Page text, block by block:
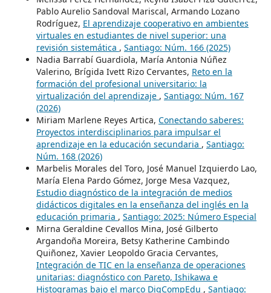
Pablo Aurelio Sandoval Mariscal, Armando Lozano
Rodríguez, El aprendizaje cooperativo en ambientes
virtuales en estudiantes de nivel superior: una
revisión sistemática , Santiago: Núm. 166 (2025)
Nadia Barrabí Guardiola, María Antonia Núñez
Valerino, Brígida Ivett Rizo Cervantes, Reto en la
formación del profesional universitario: la
virtualización del aprendizaje , Santiago: Núm. 167
(2026)
Miriam Marlene Reyes Artica, Conectando saberes:
Proyectos interdisciplinarios para impulsar el
aprendizaje en la educación secundaria , Santiago:
Núm. 168 (2026)
Marbelis Morales del Toro, José Manuel Izquierdo Lao,
María Elena Pardo Gómez, Jorge Mesa Vazquez,
Estudio diagnóstico de la integración de medios
didácticos digitales en la enseñanza del inglés en la
educación primaria , Santiago: 2025: Número Especial
Mirna Geraldine Cevallos Mina, José Gilberto
Argandoña Moreira, Betsy Katherine Cambindo
Quiñonez, Xavier Leopoldo Gracia Cervantes,
Integración de TIC en la enseñanza de operaciones
unitarias: diagnóstico con Pareto, Ishikawa e
Histogramas bajo el marco DigCompEdu , Santiago: